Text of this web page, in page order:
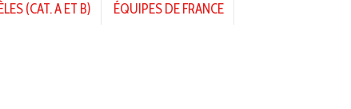
(CAT. A ET B)
ÉQUIPES DE FRANCE